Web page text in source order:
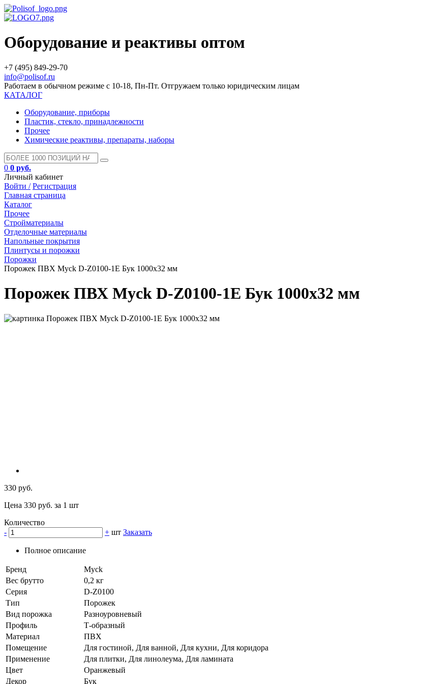
Оборудование и реактивы оптом
+7 (495) 849-29-70
info@polisof.ru
Работаем в обычном режиме с 10-18, Пн-Пт. Отгружаем только юридическим лицам
КАТАЛОГ
Оборудование, приборы
Пластик, стекло, принадлежности
Прочее
Химические реактивы, препараты, наборы
0 0 руб.
Личный кабинет
Войти / Регистрация
Главная страница
Каталог
Прочее
Стройматериалы
Отделочные материалы
Напольные покрытия
Плинтусы и порожки
Порожки
Порожек ПВХ Myck D-Z0100-1Е Бук 1000х32 мм
Порожек ПВХ Myck D-Z0100-1Е Бук 1000х32 мм
330 руб.
Цена 330 руб. за 1 шт
Количество
-
+ шт Заказать
Полное описание
Бренд
Myck
Вес брутто
0,2 кг
Серия
D-Z0100
Тип
Порожек
Вид порожка
Разноуровневый
Профиль
Т-образный
Материал
ПВХ
Помещение
Для гостиной, Для ванной, Для кухни, Для коридора
Применение
Для плитки, Для линолеума, Для ламината
Цвет
Оранжевый
Декор
Бук